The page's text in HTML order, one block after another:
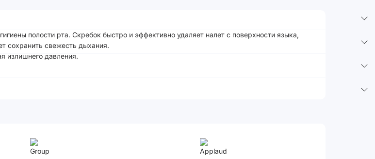
полости рта. Скребок быстро и эффективно удаляет налет с поверхности языка,
сохранить свежесть дыхания.
излишнего давления.